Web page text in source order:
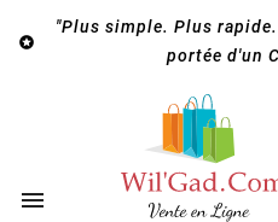

"Plus simple. Plus
portée d'un
